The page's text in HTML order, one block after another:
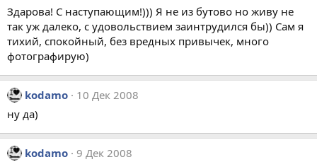
Здарова! С наступающим!))) Я не из бутово но живу не
так уж далеко, с удовольствием заинтрудился бы)) Сам я
тихий, спокойный, без вредных привычек, много
фотографирую)
kodamo
10 Дек 2008
ну да)
kodamo 9 Дек 2008